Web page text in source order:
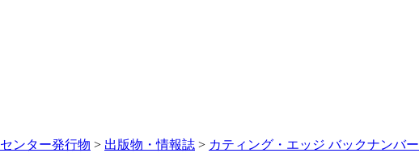
センター発行物 > 出版物・情報誌 > カティング・エッジ バックナンバー